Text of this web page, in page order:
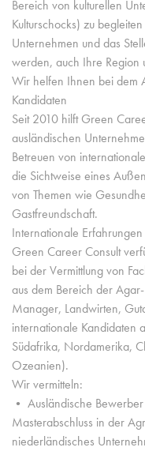
Bereich von kulturellen
Kulturschocks) zu
Unternehmen und das
werden, auch Ihre Region
Wir helfen Ihnen bei dem
Kandidaten
Seit 2010 hilft Green
ausländischen
Betreuen von
die Sichtweise eines
von Themen wie
Gastfreundschaft.
Internationale Erfahrungen
Green Career Consult
bei der Vermittlung von
aus dem Bereich der
Manager, Landwirten,
internationale Kandidaten
Südafrika, Nordamerika,
Ozeanien).
Wir vermitteln:
• Ausländische
Masterabschluss in der
niederländisches